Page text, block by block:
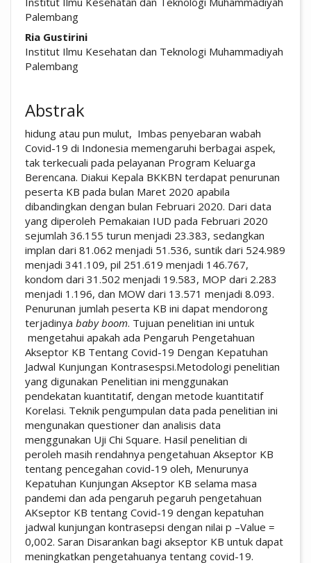
Palembang
Ria Gustirini
Institut Ilmu Kesehatan dan Teknologi Muhammadiyah
Palembang
Abstrak
hidung atau pun mulut, Imbas penyebaran wabah
Covid-19 di Indonesia memengaruhi berbagai aspek,
tak terkecuali pada pelayanan Program Keluarga
Berencana. Diakui Kepala BKKBN terdapat penurunan
peserta KB pada bulan Maret 2020 apabila
dibandingkan dengan bulan Februari 2020. Dari data
yang diperoleh Pemakaian IUD pada Februari 2020
sejumlah 36.155 turun menjadi 23.383, sedangkan
implan dari 81.062 menjadi 51.536, suntik dari 524.989
menjadi 341.109, pil 251.619 menjadi 146.767,
kondom dari 31.502 menjadi 19.583, MOP dari 2.283
menjadi 1.196, dan MOW dari 13.571 menjadi 8.093.
Penurunan jumlah peserta KB ini dapat mendorong
terjadinya baby boom. Tujuan penelitian ini untuk
mengetahui apakah ada Pengaruh Pengetahuan
Akseptor KB Tentang Covid-19 Dengan Kepatuhan
Jadwal Kunjungan Kontrasespsi.Metodologi penelitian
yang digunakan Penelitian ini menggunakan
pendekatan kuantitatif, dengan metode kuantitatif
Korelasi. Teknik pengumpulan data pada penelitian ini
mengunakan questioner dan analisis data
menggunakan Uji Chi Square. Hasil penelitian di
peroleh masih rendahnya pengetahuan Akseptor KB
tentang pencegahan covid-19 oleh, Menurunya
Kepatuhan Kunjungan Akseptor KB selama masa
pandemi dan ada pengaruh pegaruh pengetahuan
AKseptor KB tentang Covid-19 dengan kepatuhan
jadwal kunjungan kontrasepsi dengan nilai p –Value =
0,002. Saran Disarankan bagi akseptor KB untuk dapat
meningkatkan pengetahuanya tentang covid-19.